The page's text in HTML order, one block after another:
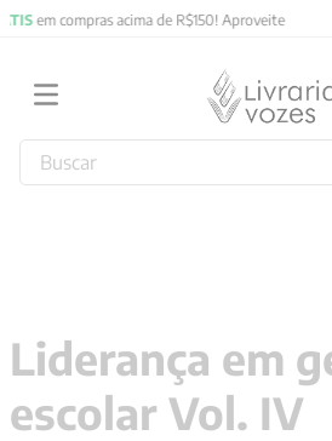
FRETE GRATISem compras acima
Buscar
Liderança em
escolar Vol. IV
4º jung
5 º byung chul han